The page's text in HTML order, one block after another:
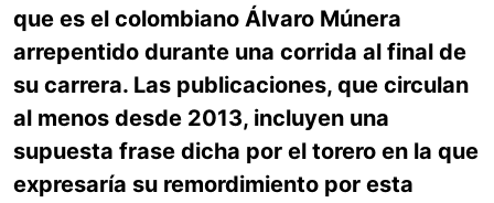
que es el colombiano Álvaro Múnera
arrepentido durante una corrida al final de
su carrera. Las publicaciones, que circulan
al menos desde 2013, incluyen una
supuesta frase dicha por el torero en la que
expresaría su remordimiento por esta